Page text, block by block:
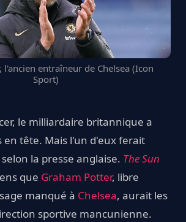
l'ancien entraîneur de Chelsea (Icon
Sport)
le milliardaire britannique a
en tête. Mais l'un d'eux ferait
la presse anglaise. The Sun
que Graham Potter, libre
manqué à Chelsea, aurait les
sportive mancunienne.